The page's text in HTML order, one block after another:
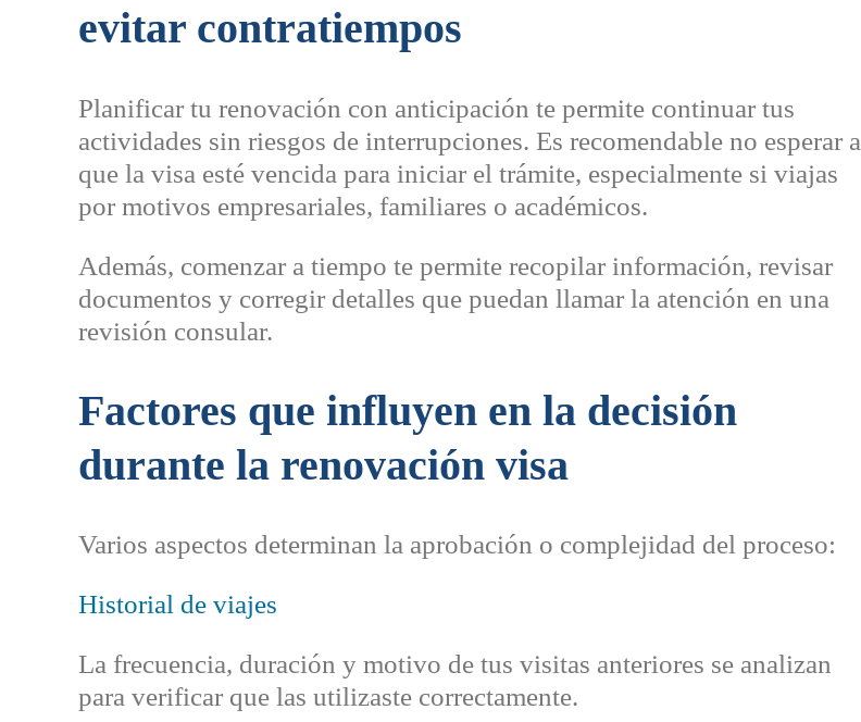
evitar contratiempos
Planificar tu renovación con anticipación te permite continuar tus
actividades sin riesgos de interrupciones. Es recomendable no esperar a
que la visa esté vencida para iniciar el trámite, especialmente si viajas
por motivos empresariales, familiares o académicos.
Además, comenzar a tiempo te permite recopilar información, revisar
documentos y corregir detalles que puedan llamar la atención en una
revisión consular.
Factores que influyen en la decisión
durante la renovación visa
Varios aspectos determinan la aprobación o complejidad del proceso:
Historial de viajes
La frecuencia, duración y motivo de tus visitas anteriores se analizan
para verificar que las utilizaste correctamente.